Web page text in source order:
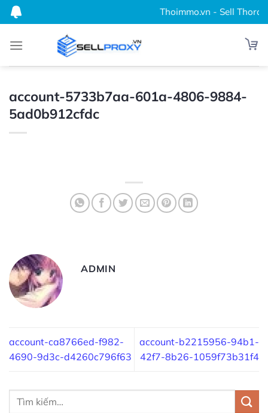
Bỏ
qua
dung
Thoimmo.vn - Sell
account-5733b7aa-601a-4806-9884-
5ad0b912cfdc
ADMIN
account-ca8766ed-f982-
4690-9d3c-d4260c796f63
account-b2215956-94b1-
42f7-8b26-1059f73b31f4